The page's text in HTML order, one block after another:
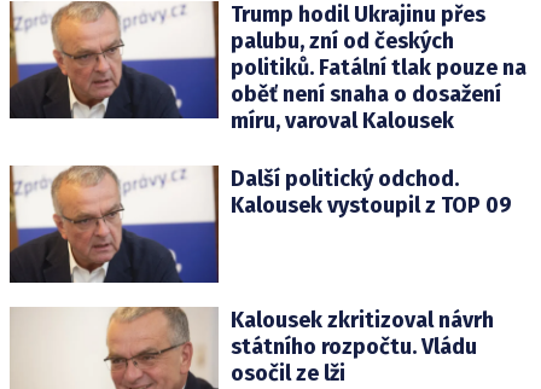
Trump hodil Ukrajinu přes
palubu, zní od českých
politiků. Fatální tlak pouze na
oběť není snaha o dosažení
míru, varoval Kalousek
Další politický odchod.
Kalousek vystoupil z TOP 09
Kalousek zkritizoval návrh
státního rozpočtu. Vládu
osočil ze lži